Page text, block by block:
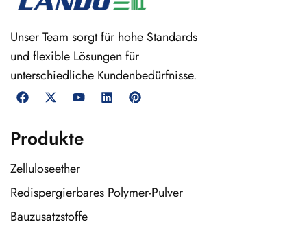
Unser Team sorgt für hohe Standards
und flexible Lösungen für
unterschiedliche Kundenbedürfnisse.
Produkte
Zelluloseether
Redispergierbares Polymer-Pulver
Bauzusatzstoffe